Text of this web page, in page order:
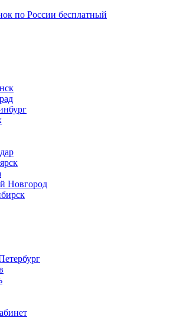
по России бесплатный
Новгород